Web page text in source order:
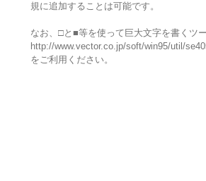
規に追加することは可能です。
なお、□と■等を使って巨大文字を書くツ
http://www.vector.co.jp/soft/win95/util/
をご利用ください。